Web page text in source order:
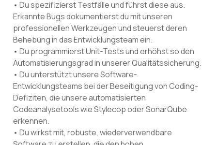
• Du spezifizierst Testfälle und führst diese aus.
Erkannte Bugs dokumentierst du mit unseren
professionellen Werkzeugen und steuerst deren
Behebung in das Entwicklungsteam ein.
• Du programmierst Unit-Tests und erhöhst so den
Automatisierungsgrad in unserer Qualitätssicherung.
• Du unterstützt unsere Software-
Entwicklungsteams bei der Beseitigung von Coding-
Defiziten, die unsere automatisierten
Codeanalysetools wie Stylecop oder SonarQube
erkennen.
• Du wirkst mit, robuste, wiederverwendbare